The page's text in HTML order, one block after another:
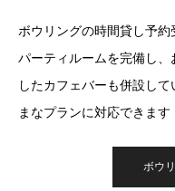
ボウリングの時間貸し予約
パーティルームを完備し
したカフェバーも併設し
まなプランに対応できます
ボウ